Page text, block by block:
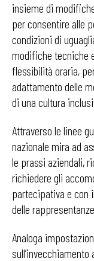
insieme di
per consentire alle
condizioni di
modifiche tecniche
flessibilità oraria,
adattamento delle
di una cultura
Attraverso le linee
nazionale mira ad
le prassi aziendali,
richiedere gli
partecipativa e con
delle
Analoga